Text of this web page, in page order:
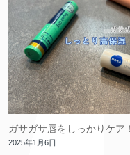
ガサガサ唇をしっかりケア
2025年1月6日